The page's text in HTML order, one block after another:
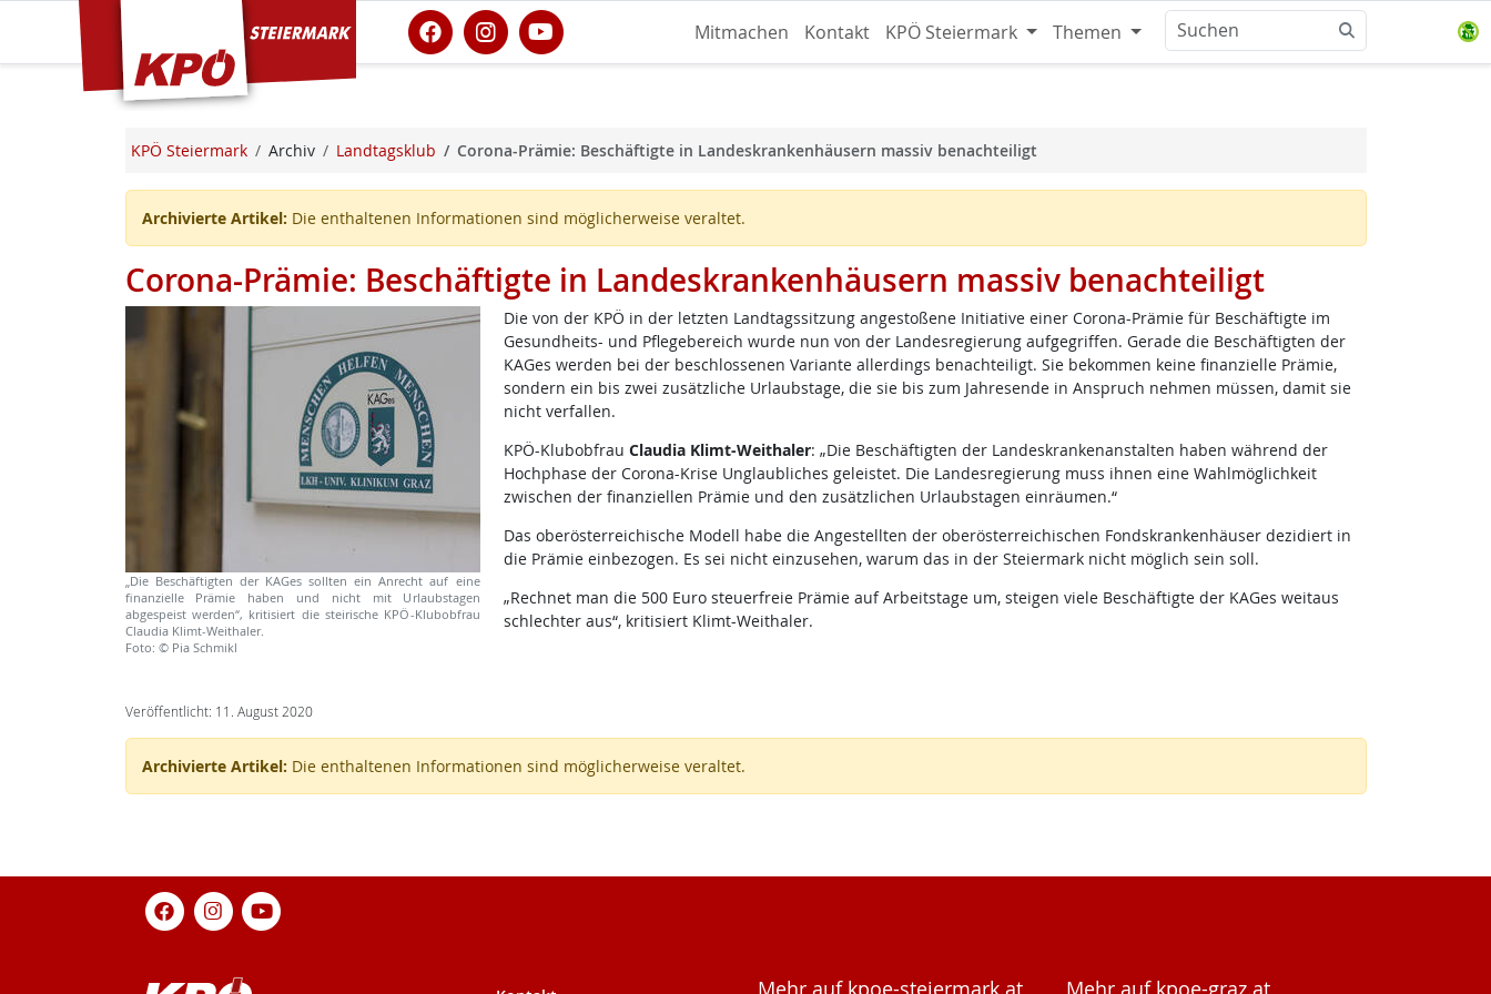
KPÖ Steiermark Mitmachen Kontakt KPÖ Steiermark Themen
KPÖ Steiermark Archiv Landtagsklub Corona-Prämie: Beschäftigte in Landeskrankenhäusern massiv benachteiligt
Archivierte Artikel: Die enthaltenen Informationen sind möglicherweise veraltet.
Corona-Prämie: Beschäftigte in Landeskrankenhäusern massiv benachteiligt
„Die Beschäftigten der KAGes sollten ein Anrecht auf eine
finanzielle Prämie haben und nicht mit Urlaubstagen
abgespeist werden“, kritisiert die steirische KPÖ-Klubobfrau
Claudia Klimt-Weithaler.
Foto: © Pia Schmikl
Die von der KPÖ in der letzten Landtagssitzung angestoßene Initiative einer Corona-Prämie für Beschäftigte im
Gesundheits- und Pflegebereich wurde nun von der Landesregierung aufgegriffen. Gerade die Beschäftigten der
KAGes werden bei der beschlossenen Variante allerdings benachteiligt. Sie bekommen keine finanzielle Prämie,
sondern ein bis zwei zusätzliche Urlaubstage, die sie bis zum Jahresende in Anspruch nehmen müssen, damit sie
nicht verfallen.
KPÖ-Klubobfrau Claudia Klimt-Weithaler: „Die Beschäftigten der Landeskrankenanstalten haben während der
Hochphase der Corona-Krise Unglaubliches geleistet. Die Landesregierung muss ihnen eine Wahlmöglichkeit
zwischen der finanziellen Prämie und den zusätzlichen Urlaubstagen einräumen.“
Das oberösterreichische Modell habe die Angestellten der oberösterreichischen Fondskrankenhäuser dezidiert in
die Prämie einbezogen. Es sei nicht einzusehen, warum das in der Steiermark nicht möglich sein soll.
„Rechnet man die 500 Euro steuerfreie Prämie auf Arbeitstage um, steigen viele Beschäftigte der KAGes weitaus
schlechter aus“, kritisiert Klimt-Weithaler.
Veröffentlicht: 11. August 2020
Archivierte Artikel: Die enthaltenen Informationen sind möglicherweise veraltet.